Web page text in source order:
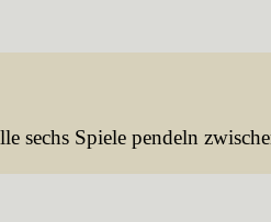
Spiele pendeln